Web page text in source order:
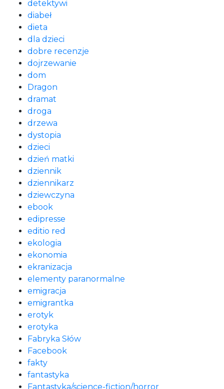
detektywi
diabeł
dieta
dla dzieci
dobre recenzje
dojrzewanie
dom
Dragon
dramat
droga
drzewa
dystopia
dzieci
dzień matki
dziennik
dziennikarz
dziewczyna
ebook
edipresse
editio red
ekologia
ekonomia
ekranizacja
elementy paranormalne
emigracja
emigrantka
erotyk
erotyka
Fabryka Słów
Facebook
fakty
fantastyka
Fantastyka/science-fiction/horror